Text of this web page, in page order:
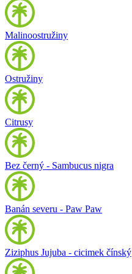
Malinoostružiny
Ostružiny
Citrusy
Bez černý - Sambucus nigra
Banán severu - Paw Paw
Ziziphus Jujuba - cicimek čínský